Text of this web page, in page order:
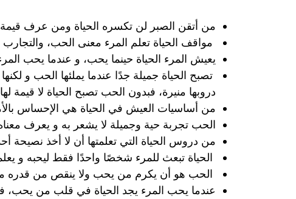
من أتقن الصبر لن تكسره الحياة ومن عرف
مواقف الحياة تعلم المرء معنى الحب،
يعيش المرء الحياة حينما يحب، و عندما يحب
تصبح الحياة جميلة جدًا عندما يملئها الحب و
دروبها منيرة، فبدون الحب تصبح الحياة لا قيمة
من أساسيات العيش في الحياة هي الإحساس
الحب تجربة حية وجميلة لا يشعر به و يعرف
من دروس الحياة التي تعلمتها أن لا أخذ
الحياة تبعث للمرء شخصًا واحدًا فقط ليحبه و
الحب هو أن يكرم من يحب ولا ينقص من قدره
عندما يحب المرء يجد الحياة في قلب من يحب،